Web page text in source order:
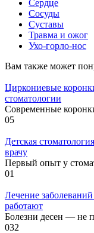
Сердце
Сосуды
Суставы
Травма и ожог
Ухо-горло-нос
Вам также может
Циркониевые
стоматологии
Современные
05
Детская
врачу
Первый опыт у
01
Лечение
работают
Болезни десен — не
032